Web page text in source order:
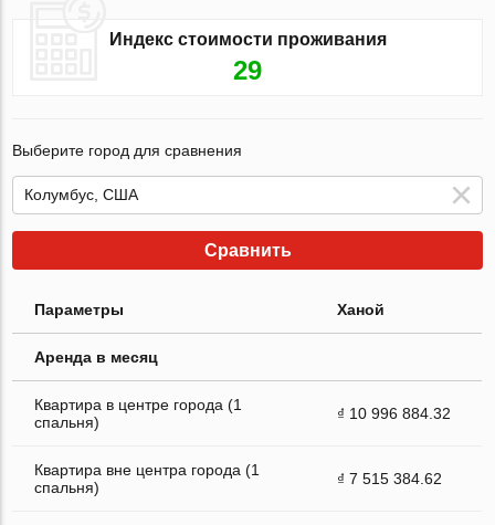
Индекс стоимости проживания
29
Выберите город для сравнения
Сравнить
Параметры Ханой
Аренда в месяц
Квартира в центре города (1
спальня)
₫ 10 996 884.32
Квартира вне центра города (1
спальня)
₫ 7 515 384.62